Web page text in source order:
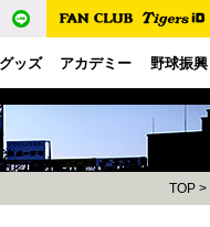
グッズ アカデミー 野球振興
TOP >